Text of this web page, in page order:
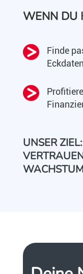
WENN DU
Finde
UNSER